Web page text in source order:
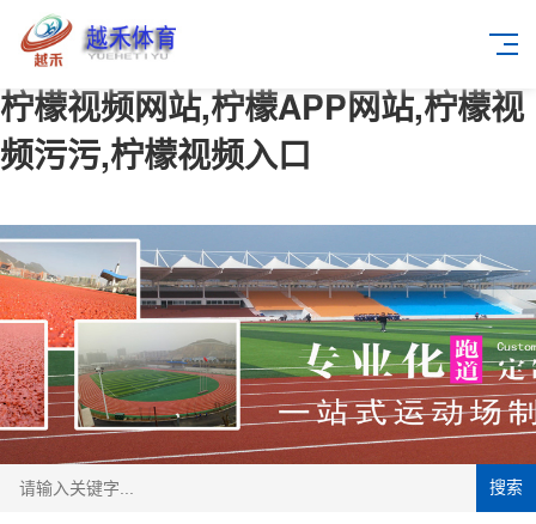
柠檬视频网站,柠檬APP网站,柠檬视
频污污,柠檬视频入口
搜索